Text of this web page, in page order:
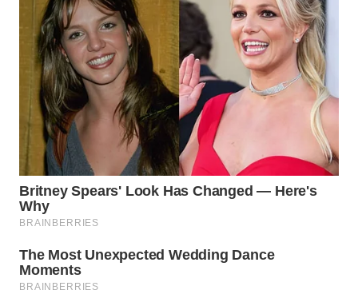
DANAU
TOBA
WN
NIAS
WN
LANGKAT
WN
TAPANULI
SELATAN
WN
TANJUNG